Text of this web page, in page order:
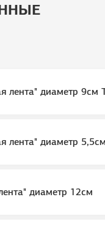
лента" диаметр
лента" диаметр
диаметр 12см